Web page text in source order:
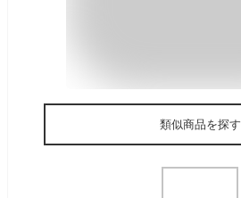
類似商品を探す